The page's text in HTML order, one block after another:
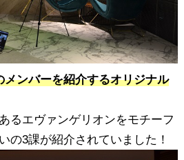
メンバーを紹介するオリジナル
るエヴァンゲリオンをモチーフ
の3課が紹介されていました！